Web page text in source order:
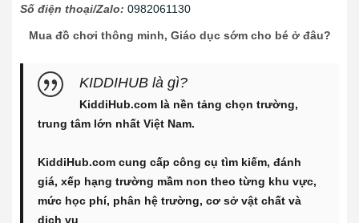
Số điện thoại/Zalo: 0982061130
Mua đồ chơi thông minh, Giáo dục sớm cho bé ở đâu?
KIDDIHUB là gì?
KiddiHub.com là nền tảng chọn trường,
trung tâm lớn nhất Việt Nam.
KiddiHub.com cung cấp công cụ tìm kiếm, đánh
giá, xếp hạng trường mầm non theo từng khu vực,
mức học phí, phân hệ trường, cơ sở vật chất và
dịch vụ